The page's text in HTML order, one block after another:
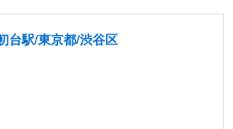
台駅/東京都/渋谷区